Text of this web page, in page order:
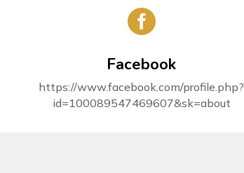

Facebook
https://www.facebook.com/profile.php?
id=100089547469607&sk=about